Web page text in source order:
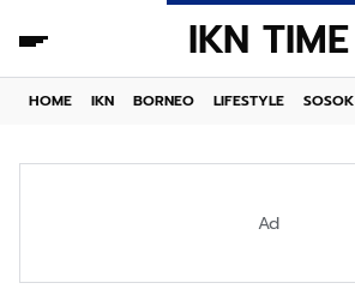
IKN TIME
HOME IKN BORNEO LIFESTYLE SOSOK
Ad